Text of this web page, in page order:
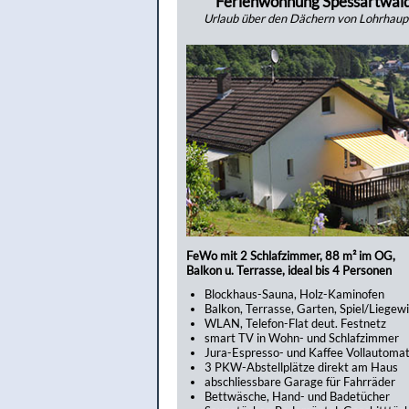
Urlaub über den Dächern von
FeWo mit 2 Schlafzimmer, 88 m² im OG,
Balkon u. Terrasse, ideal bis 4 Personen
Blockhaus-Sauna, Holz-Kaminofen
Balkon, Terrasse, Garten, Spiel/
WLAN, Telefon-Flat deut. Festnetz
smart TV in Wohn- und Schlafzimmer
Jura-Espresso- und Kaffee Vollautomat
3 PKW-Abstellplätze direkt am Haus
abschliessbare Garage für Fahrräder
Bettwäsche, Hand- und Badetücher